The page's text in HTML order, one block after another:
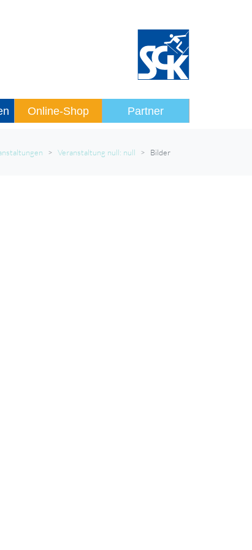
Online-Shop Partner
Veranstaltung null: null Bilder